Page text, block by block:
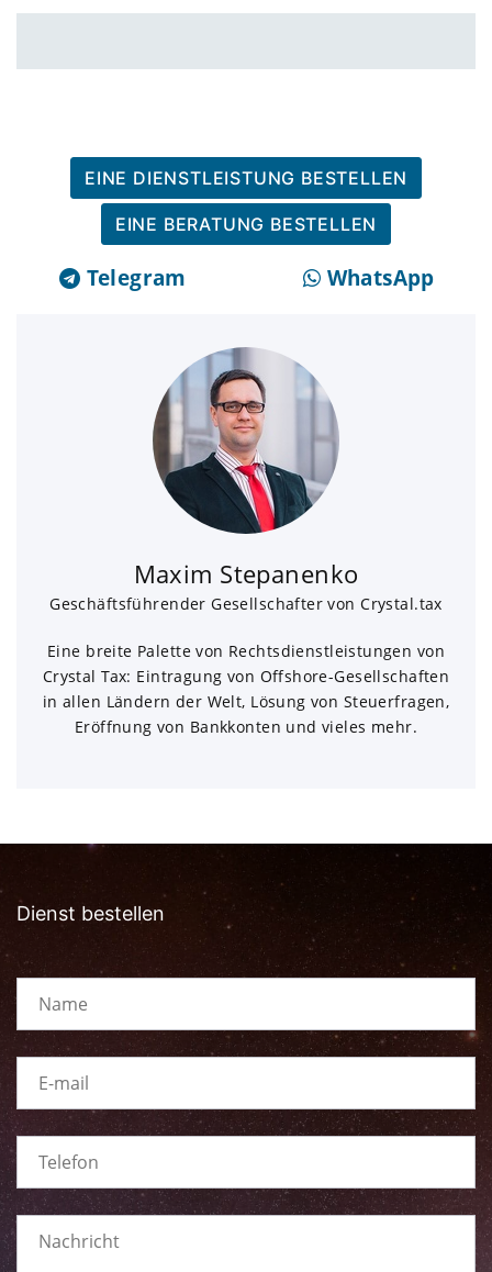
EINE DIENSTLEISTUNG BESTELLEN
EINE BERATUNG BESTELLEN
Telegram WhatsApp
Maxim Stepanenko
Geschäftsführender Gesellschafter von Crystal.tax
Eine breite Palette von Rechtsdienstleistungen von
Crystal Tax: Eintragung von Offshore-Gesellschaften
in allen Ländern der Welt, Lösung von Steuerfragen,
Eröffnung von Bankkonten und vieles mehr.
Dienst bestellen